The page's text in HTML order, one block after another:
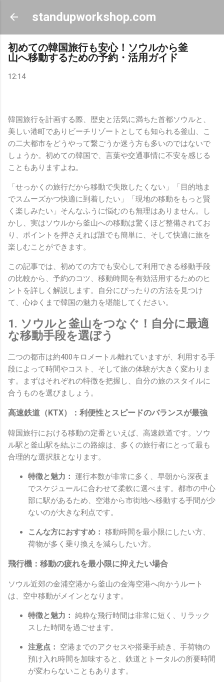
スキップしてメイン コンテンツに移動
standupworkshop.com
初めての韓国旅行も安心！ソウルから釜
山へ移動するための予約・活用ガイド
12:14
韓国旅行を計画する際、歴史と活気に満ちた首都ソウルと、
美しい港町でありビーチリゾートとしても知られる釜山、こ
の二大都市をどうやって繋ごうか迷う方も多いのではないで
しょうか。初めての韓国で、言葉や交通事情に不安を感じる
こともありますよね。
「せっかくの旅行だから移動で失敗したくない」「目的地ま
でスムーズかつ快適に到着したい」「現地の移動をもっと賢
く楽しみたい」そんなふうに悩むのも無理はありません。し
かし、実はソウルから釜山への移動は驚くほど整備されてお
り、ポイントを押さえれば誰でも簡単に、そして快適に旅を
楽しむことができます。
この記事では、初めての方でも安心して利用できる移動手段
の比較から、予約のコツ、移動時間を有効活用するためのヒ
ントを詳しく解説します。自分にぴったりの方法を見つけ
て、心ゆくまで韓国の魅力を堪能してください。
1. ソウルと釜山をつなぐ！自分に最適
な移動手段を選ぼう
二つの都市は約400キロメートル離れていますが、利用する手
段によって時間やコスト、そして旅の体験が大きく変わりま
す。まずはそれぞれの特徴を把握し、自分の旅のスタイルに
合うものを選びましょう。
高速鉄道（KTX）：利便性とスピードのバランスが最強
韓国旅行における移動の定番といえば、高速鉄道です。ソウ
ル駅と釜山駅を結ぶこの路線は、多くの旅行者にとって最も
合理的な選択肢となります。
特徴と魅力： 運行本数が非常に多く、早朝から深夜ま
でスケジュールに合わせて柔軟に選べます。都市の中心
部に駅があるため、空港から市街地へ移動する手間が少
ないのが大きな利点です。
こんな方におすすめ： 移動時間を最小限にしたい方、
荷物が多く乗り換えを減らしたい方。
飛行機：移動の疲れを最小限に抑えたい場合
ソウル近郊の金浦空港から釜山の金海空港へ向かうルート
は、空中移動がメインとなります。
特徴と魅力： 純粋な飛行時間は非常に短く、リラック
スした時間を過ごせます。
注意点：
空港までのアクセスや搭乗手続き、手荷物の
預け入れ時間を加味すると、鉄道とトータルの所要時間
が変わらないこともあります。